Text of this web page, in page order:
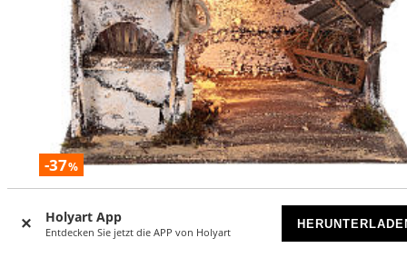
Holyart App
Entdecken Sie jetzt die APP von Holyart
-37%
Palästinensisches Haus neapolitanische Krippe
VORRÄTIG